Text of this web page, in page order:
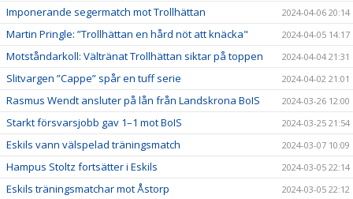
Imponerande segermatch mot Trollhättan 2024-04-06 20:14
Martin Pringle: ”Trollhättan en hård nöt att knäcka" 2024-04-05 14:17
Motståndarkoll: Vältränat Trollhättan siktar på toppen 2024-04-04 21:31
Slitvargen ”Cappe” spår en tuff serie 2024-04-02 21:01
Rasmus Wendt ansluter på lån från Landskrona BoIS 2024-03-26 12:00
Starkt försvarsjobb gav 1–1 mot BoIS 2024-03-25 21:54
Eskils vann välspelad träningsmatch 2024-03-07 10:09
Hampus Stoltz fortsätter i Eskils 2024-03-05 22:14
Eskils träningsmatchar mot Åstorp 2024-03-05 22:12